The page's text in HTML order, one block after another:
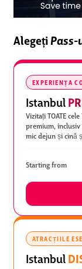
Alegeți
EXPERIENȚA
Istanbul
Vizitați TOATE
premium, inclusiv
mic dejun și cină
Starting from
ATRACȚIILE
Istanbul